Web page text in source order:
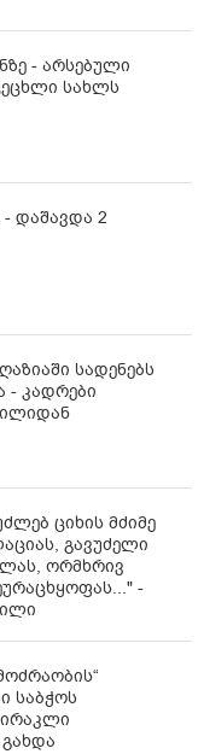
- არსებული
სახლს
- დაშავდა 2
სადენებს
- კადრები
ციხის მძიმე
გავუძელი
ორმხრივ
-
საბჭოს